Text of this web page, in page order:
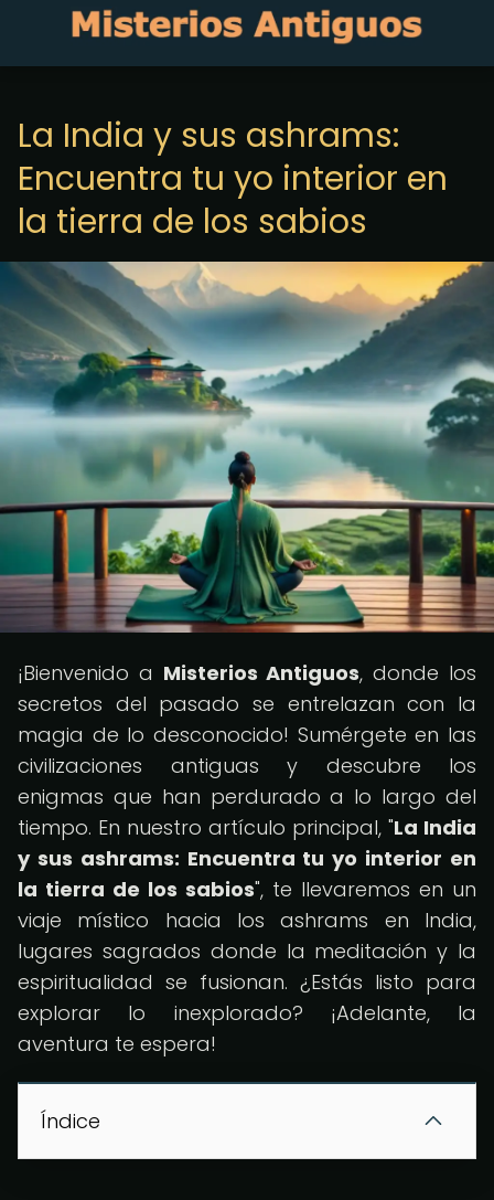
La India y sus ashrams:
Encuentra tu yo interior en
la tierra de los sabios
¡Bienvenido a Misterios Antiguos, donde los
secretos del pasado se entrelazan con la
magia de lo desconocido! Sumérgete en las
civilizaciones antiguas y descubre los
enigmas que han perdurado a lo largo del
tiempo. En nuestro artículo principal, "La India
y sus ashrams: Encuentra tu yo interior en
la tierra de los sabios", te llevaremos en un
viaje místico hacia los ashrams en India,
lugares sagrados donde la meditación y la
espiritualidad se fusionan. ¿Estás listo para
explorar lo inexplorado? ¡Adelante, la
aventura te espera!
Índice